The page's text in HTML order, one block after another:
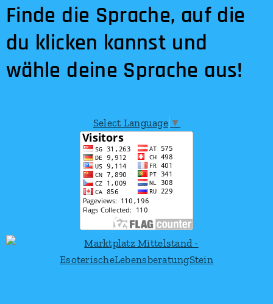
Finde die Sprache, auf die
du klicken kannst und
wähle deine Sprache aus!
Select Language ▼